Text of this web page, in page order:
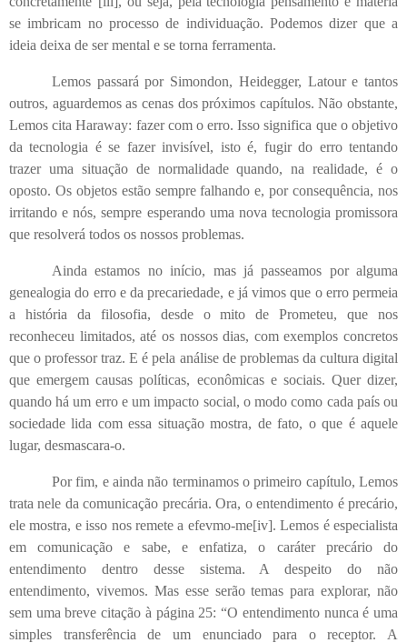
se imbricam no processo de individuação. Podemos dizer que a
ideia deixa de ser mental e se torna ferramenta.
Lemos passará por Simondon, Heidegger, Latour e tantos
outros, aguardemos as cenas dos próximos capítulos. Não obstante,
Lemos cita Haraway: fazer com o erro. Isso significa que o objetivo
da tecnologia é se fazer invisível, isto é, fugir do erro tentando
trazer uma situação de normalidade quando, na realidade, é o
oposto. Os objetos estão sempre falhando e, por consequência, nos
irritando e nós, sempre esperando uma nova tecnologia promissora
que resolverá todos os nossos problemas.
Ainda estamos no início, mas já passeamos por alguma
genealogia do erro e da precariedade, e já vimos que o erro permeia
a história da filosofia, desde o mito de Prometeu, que nos
reconheceu limitados, até os nossos dias, com exemplos concretos
que o professor traz. E é pela análise de problemas da cultura digital
que emergem causas políticas, econômicas e sociais. Quer dizer,
quando há um erro e um impacto social, o modo como cada país ou
sociedade lida com essa situação mostra, de fato, o que é aquele
lugar, desmascara-o.
Por fim, e ainda não terminamos o primeiro capítulo, Lemos
trata nele da comunicação precária. Ora, o entendimento é precário,
ele mostra, e isso nos remete a efevmo-me[iv]. Lemos é especialista
em comunicação e sabe, e enfatiza, o caráter precário do
entendimento dentro desse sistema. A despeito do não
entendimento, vivemos. Mas esse serão temas para explorar, não
sem uma breve citação à página 25: “O entendimento nunca é uma
simples transferência de um enunciado para o receptor. A